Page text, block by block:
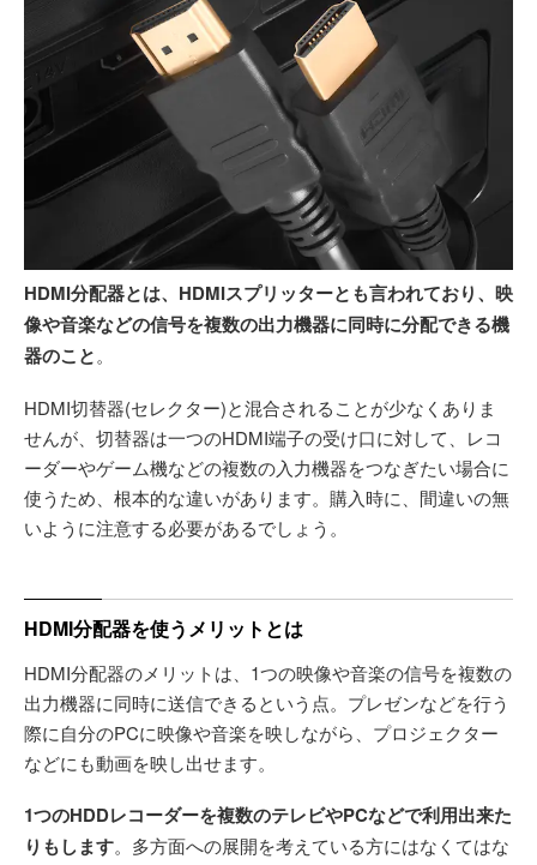
HDMI分配器とは、HDMIスプリッターとも言われており、映
像や音楽などの信号を複数の出力機器に同時に分配できる機
器のこと。
HDMI切替器(セレクター)と混合されることが少なくありま
せんが、切替器は一つのHDMI端子の受け口に対して、レコ
ーダーやゲーム機などの複数の入力機器をつなぎたい場合に
使うため、根本的な違いがあります。購入時に、間違いの無
いように注意する必要があるでしょう。
HDMI分配器を使うメリットとは
HDMI分配器のメリットは、1つの映像や音楽の信号を複数の
出力機器に同時に送信できるという点。プレゼンなどを行う
際に自分のPCに映像や音楽を映しながら、プロジェクター
などにも動画を映し出せます。
1つのHDDレコーダーを複数のテレビやPCなどで利用出来た
りもします。多方面への展開を考えている方にはなくてはな